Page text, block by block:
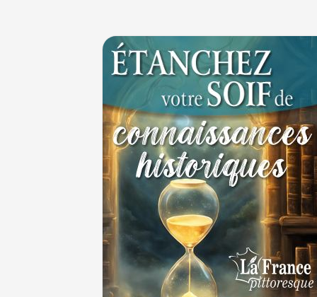
1ER JUILLET